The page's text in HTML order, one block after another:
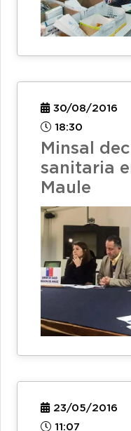
30/08/2016
18:30
Minsal
sanitaria
Maule
23/05/2016
11:07